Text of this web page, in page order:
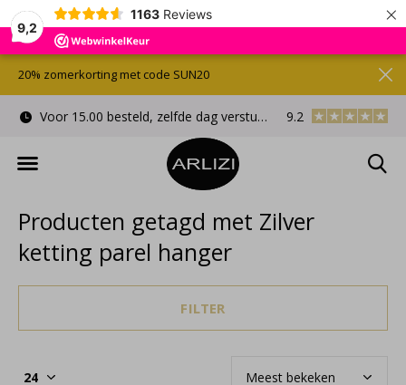
9,2
1163 Reviews ×
Voor 15.00 besteld, zelfde dag verstuurd Gratis
9.2
20% zomerkorting met code SUN20
Producten getagd met Zilver
ketting parel hanger
FILTER